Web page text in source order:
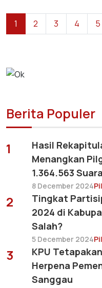
1 2 3 4 5
Berita Populer
1
Hasil
Menangkan
1.364.563
8 December 2024
2
Tingkat
2024 di
Salah?
5 December 2024
3
KPU
Herpena
Sanggau